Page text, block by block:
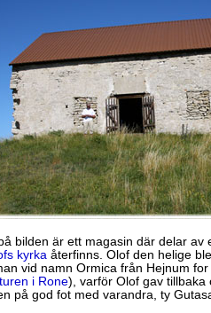
bilden är ett magasin där delar av
kyrka återfinns. Olof den helige
vid namn Ormica från Hejnum
i Rone), varför Olof gav tillbaka
på god fot med varandra, ty